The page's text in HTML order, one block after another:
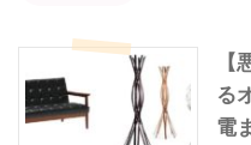
る
電